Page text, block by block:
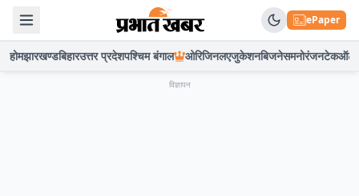
ePaper
होमझारखण्डबिहारउत्तर प्रदेशपश्चिम बंगाल ओरिजिनलएजुकेशनबिजनेसमनोरंजनटेकऑटो
विज्ञापन